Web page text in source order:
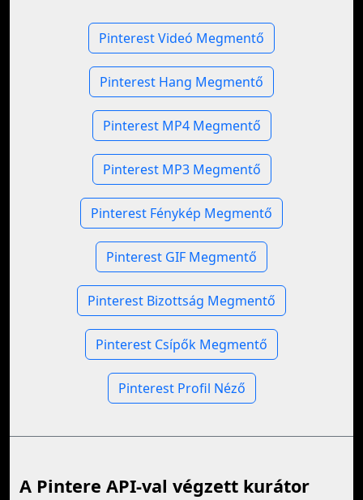
Pinterest Videó Megmentő
Pinterest Hang Megmentő
Pinterest MP4 Megmentő
Pinterest MP3 Megmentő
Pinterest Fénykép Megmentő
Pinterest GIF Megmentő
Pinterest Bizottság Megmentő
Pinterest Csípők Megmentő
Pinterest Profil Néző
A Pintere API-val végzett kurátor